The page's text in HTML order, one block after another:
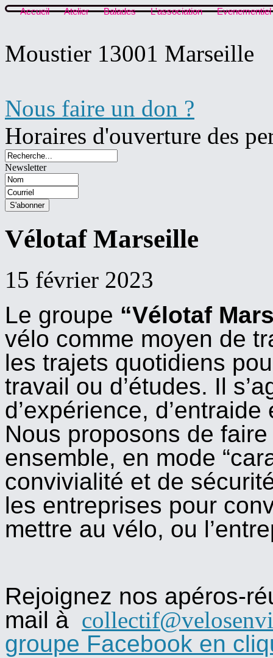
Accueil Atelier Balades L'association Evenementiel
Moustier 13001 Marseille
Nous faire un don ?
Horaires d'ouverture des
Newsletter
Vélotaf Marseille
15 février 2023
Le groupe “Vélotaf
vélo comme moyen de
les trajets quotidiens
travail ou d’études. Il
d’expérience,
Nous proposons de
ensemble, en mode
convivialité et de
les entreprises pour
mettre au vélo, ou
Rejoignez nos apéros-
mail à
groupe Facebook en